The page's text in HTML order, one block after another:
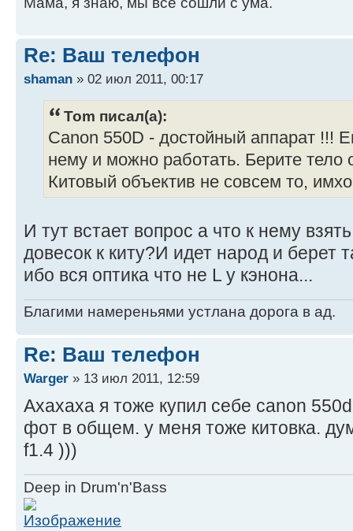
Re: Ваш телефон
shaman » 02 июл 2011, 00:17
Tom писал(а):
Canon 550D - достойный аппарат !!!
нему и можно работать. Берите тело
Китовый объектив не совсем то,
И тут встает вопрос а что к нему
довесок к киту?И идет народ и берет
ибо вся оптика что не L у кэнона...
Благими намереньями устлана дорога в ад.
Re: Ваш телефон
Warger » 13 июл 2011, 12:59
Ахахаха я тоже купил себе canon
фот в общем. у меня тоже китовка.
f1.4 )))
Deep in Drum'n'Bass